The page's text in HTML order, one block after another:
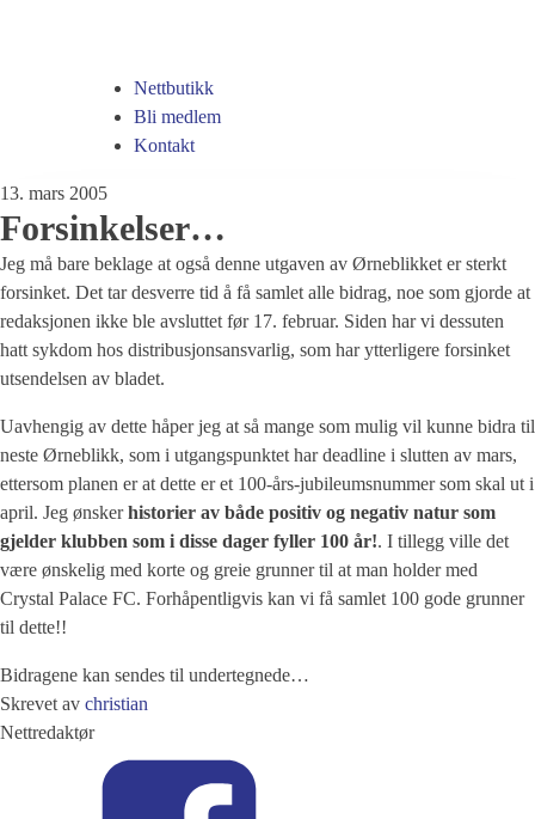
Nettbutikk
Bli medlem
Kontakt
13. mars 2005
Forsinkelser…
Jeg må bare beklage at også denne utgaven av Ørneblikket er sterkt
forsinket. Det tar desverre tid å få samlet alle bidrag, noe som gjorde at
redaksjonen ikke ble avsluttet før 17. februar. Siden har vi dessuten
hatt sykdom hos distribusjonsansvarlig, som har ytterligere forsinket
utsendelsen av bladet.
Uavhengig av dette håper jeg at så mange som mulig vil kunne bidra til
neste Ørneblikk, som i utgangspunktet har deadline i slutten av mars,
ettersom planen er at dette er et 100-års-jubileumsnummer som skal ut i
april. Jeg ønskerhistorier av både positiv og negativ natur som
gjelder klubben som i disse dager fyller 100 år!. I tillegg ville det
være ønskelig med korte og greie grunner til at man holder med
Crystal Palace FC. Forhåpentligvis kan vi få samlet 100 gode grunner
til dette!!
Bidragene kan sendes til undertegnede…
Skrevet av christian
Nettredaktør